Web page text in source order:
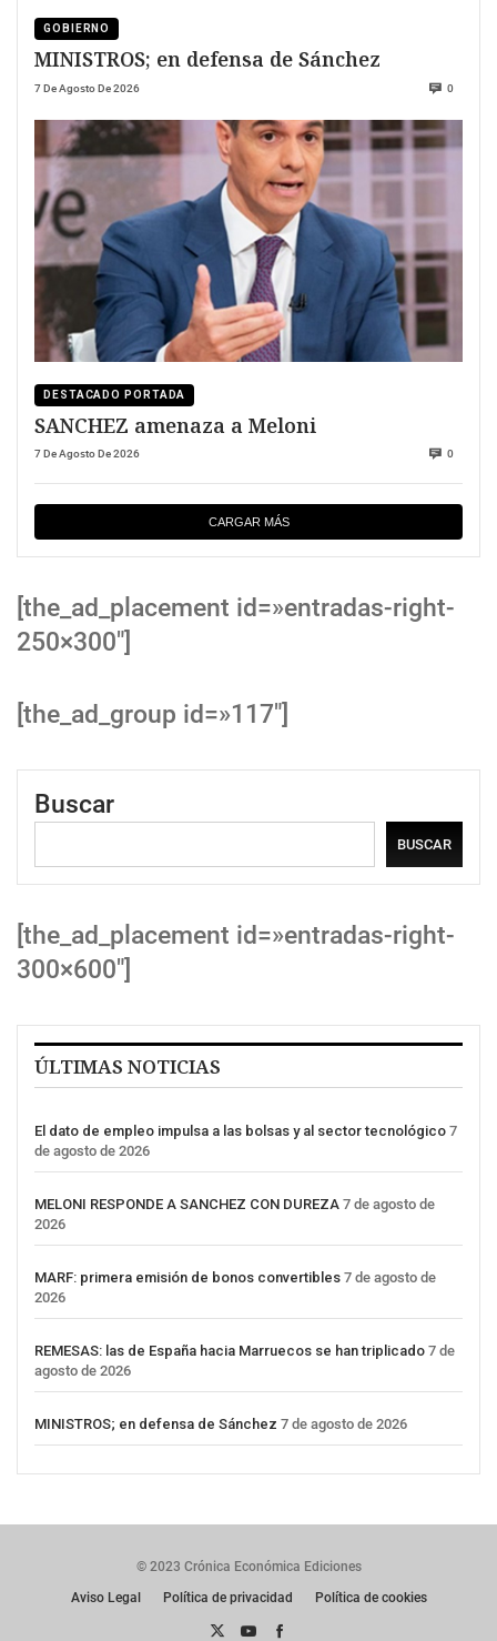
GOBIERNO
MINISTROS; en defensa de Sánchez
7 De Agosto De 2026 0
DESTACADO PORTADA
SANCHEZ amenaza a Meloni
7 De Agosto De 2026 0
CARGAR MÁS
[the_ad_placement id=»entradas-right-
250×300″]
[the_ad_group id=»117″]
Buscar
BUSCAR
[the_ad_placement id=»entradas-right-
300×600″]
ÚLTIMAS NOTICIAS
El dato de empleo impulsa a las bolsas y al sector tecnológico 7
de agosto de 2026
MELONI RESPONDE A SANCHEZ CON DUREZA 7 de agosto de
2026
MARF: primera emisión de bonos convertibles 7 de agosto de
2026
REMESAS: las de España hacia Marruecos se han triplicado 7 de
agosto de 2026
MINISTROS; en defensa de Sánchez 7 de agosto de 2026
© 2023 Crónica Económica Ediciones
Aviso Legal
Política de privacidad Política de cookies